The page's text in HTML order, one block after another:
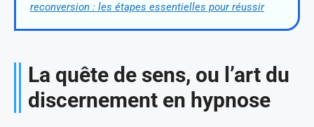
reconversion : les étapes essentielles pour réussir
La quête de sens, ou l’art du
discernement en hypnose